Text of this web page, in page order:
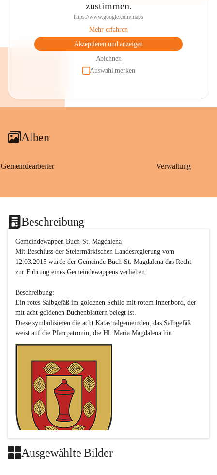
zustimmen.
https://www.google.com/maps
Mehr erfahren
Akzeptieren und anzeigen
Ablehnen
Auswahl merken
Alben
Gemeindearbeiter Verwaltung
Beschreibung
Gemeindewappen Buch-St. Magdalena
Mit Beschluss der Steiermärkischen Landesregierung vom
12.03.2015 wurde der Gemeinde Buch-St. Magdalena das Recht
zur Führung eines Gemeindewappens verliehen.
Beschreibung:
Ein rotes Salbgefäß im goldenen Schild mit rotem Innenbord, der
mit acht goldenen Buchenblättern belegt ist.
Diese symbolisieren die acht Katastralgemeinden, das Salbgefäß
Ausgewählte Bilder